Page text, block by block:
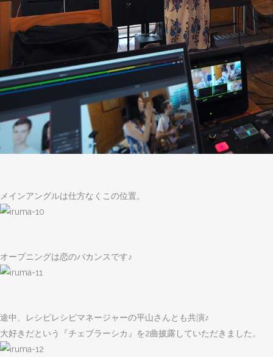
メインアングルは仕方なくこの位置。
オープニングは恋のバカンスです♪
途中、レシピレシピマネージャーの平山さんとも共演♪
大好きだという『チェブラーシカ』を2曲披露していただきました。